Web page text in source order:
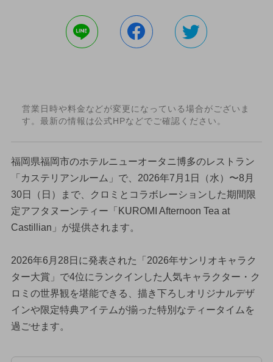
営業日時や料金などが変更になっている場合がございま
す。最新の情報は公式HPなどでご確認ください。
福岡県福岡市のホテルニューオータニ博多のレストラン
「カステリアンルーム」で、2026年7月1日（水）〜8月
30日（日）まで、クロミとコラボレーションした期間限
定アフタヌーンティー「KUROMI Afternoon Tea at
Castillian」が提供されます。
2026年6月28日に発表された「2026年サンリオキャラク
ター大賞」で4位にランクインした人気キャラクター・ク
ロミの世界観を堪能できる、描き下ろしオリジナルデザ
インや限定特典アイテムが揃った特別なティータイムを
過ごせます。